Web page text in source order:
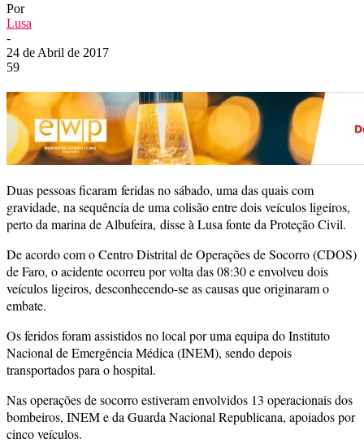
Por
Lusa
-
24 de Abril de 2017
59
Duas pessoas ficaram feridas no sábado, uma das quais com
gravidade, na sequência de uma colisão entre dois veículos ligeiros,
perto da marina de Albufeira, disse à Lusa fonte da Proteção Civil.
De acordo com o Centro Distrital de Operações de Socorro (CDOS)
de Faro, o acidente ocorreu por volta das 08:30 e envolveu dois
veículos ligeiros, desconhecendo-se as causas que originaram o
embate.
Os feridos foram assistidos no local por uma equipa do Instituto
Nacional de Emergência Médica (INEM), sendo depois
transportados para o hospital.
Nas operações de socorro estiveram envolvidos 13 operacionais dos
bombeiros, INEM e da Guarda Nacional Republicana, apoiados por
cinco veículos.